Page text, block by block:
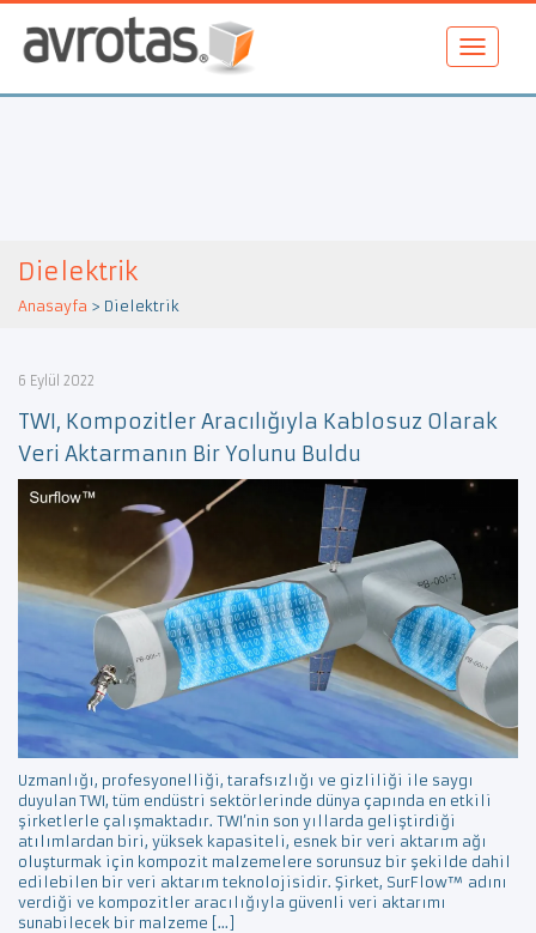
Dielektrik
Anasayfa > Dielektrik
6 Eylül 2022
TWI, Kompozitler Aracılığıyla Kablosuz Olarak
Veri Aktarmanın Bir Yolunu Buldu
Uzmanlığı, profesyonelliği, tarafsızlığı ve gizliliği ile saygı
duyulan TWI, tüm endüstri sektörlerinde dünya çapında en etkili
şirketlerle çalışmaktadır. TWI’nin son yıllarda geliştirdiği
atılımlardan biri, yüksek kapasiteli, esnek bir veri aktarım ağı
oluşturmak için kompozit malzemelere sorunsuz bir şekilde dahil
edilebilen bir veri aktarım teknolojisidir. Şirket, SurFlow™ adını
verdiği ve kompozitler aracılığıyla güvenli veri aktarımı
sunabilecek bir malzeme […]